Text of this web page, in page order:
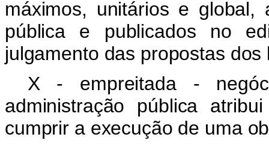
máximos, unitários e global,
pública e publicados no
julgamento das propostas dos
X - empreitada -
administração pública
cumprir a execução de uma